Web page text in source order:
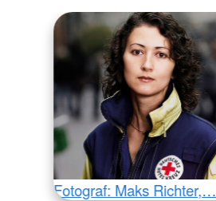
Fotograf: Maks Richter,…